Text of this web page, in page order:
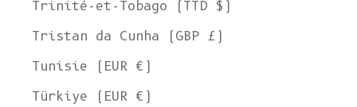
Trinité-et-Tobago (TTD $)
Tristan da Cunha (GBP £)
Tunisie (EUR €)
Türkiye (EUR €)